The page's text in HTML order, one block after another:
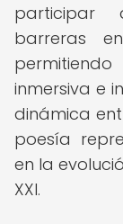
participar
barreras
inmersiva e
dinámica
poesía
en la
XXI.